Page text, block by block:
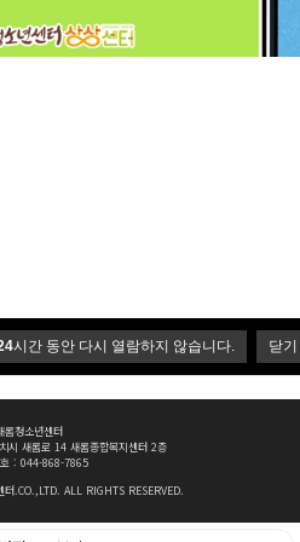
시간 동안 다시 열람하지 않습니다. 닫기
상 디지…
롬청소년센터
시 새롬로 14 새롬종합복지센터 2층
: 044-868-7865
.CO.,LTD. ALL RIGHTS RESERVED.